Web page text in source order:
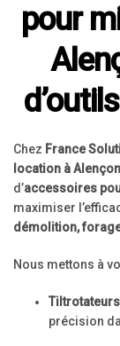
pour
Chez France
location à Alençon
d’accessoires
maximiser
démolition,
Nous mettons à
précision